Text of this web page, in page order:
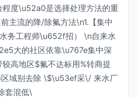
程度\u52a0是选择处理方法的重
主流的降/除氟方法\n1.【集中
务工程师\u652f招） \n自来水
大的社区依靠\u767e集中深
高地区$氟不达标用%转商提
域别去除 \$\u53ef采\/ 来水厂
套混低\